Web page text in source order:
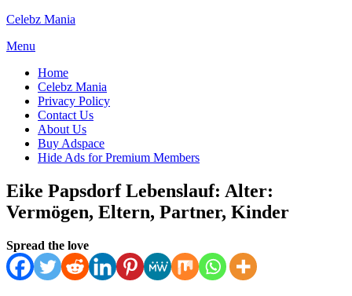
Skip
content
Celebz Mania
Menu
Home
Celebz Mania
Privacy Policy
Contact Us
About Us
Buy Adspace
Hide Ads for Premium Members
Eike Papsdorf Lebenslauf: Alter:
Vermögen, Eltern, Partner, Kinder
byAnabella
Posted
on
July 7, 2025
Spread the love